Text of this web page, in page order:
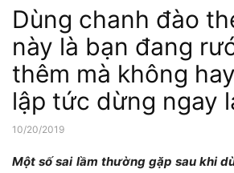
Dùng chanh đào
này là bạn đang
thêm mà không
lập tức dừng ngay
10/20/2019
Một số sai lầm thường gặp sau khi